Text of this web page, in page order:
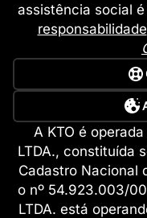
assistência social
responsabilidade
A KTO é
LTDA., constituída
Cadastro Nacional
o nº 54.923.003/
LTDA. está